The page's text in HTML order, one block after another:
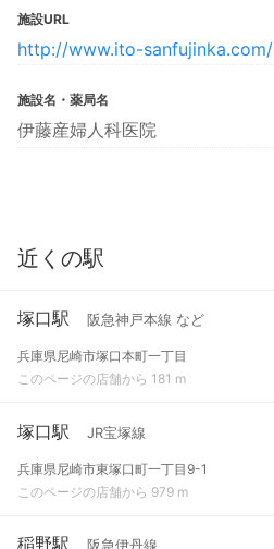
施設URL
http://www.ito-sanfujinka.com/
施設名・薬局名
伊藤産婦人科医院
近くの駅
塚口駅 阪急神戸本線 など
兵庫県尼崎市塚口本町一丁目
このページの店舗から 181 m
塚口駅 JR宝塚線
兵庫県尼崎市東塚口町一丁目9-1
このページの店舗から 979 m
稲野駅 阪急伊丹線